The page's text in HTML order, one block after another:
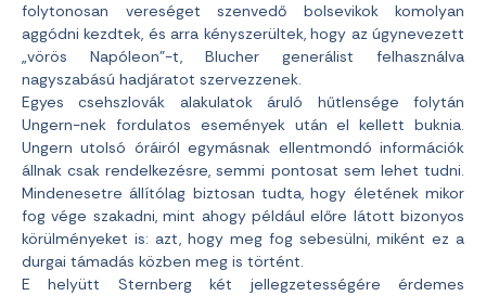
folytonosan vereséget szenvedő bolsevikok komolyan
aggódni kezdtek, és arra kényszerültek, hogy az úgynevezett
„vörös Napóleon”-t, Blucher generálist felhasználva
nagyszabású hadjáratot szervezzenek.
Egyes csehszlovák alakulatok áruló hűtlensége folytán
Ungern-nek fordulatos események után el kellett buknia.
Ungern utolsó óráiról egymásnak ellentmondó információk
állnak csak rendelkezésre, semmi pontosat sem lehet tudni.
Mindenesetre állítólag biztosan tudta, hogy életének mikor
fog vége szakadni, mint ahogy például előre látott bizonyos
körülményeket is: azt, hogy meg fog sebesülni, miként ez a
durgai támadás közben meg is történt.
E helyütt Sternberg két jellegzetességére érdemes